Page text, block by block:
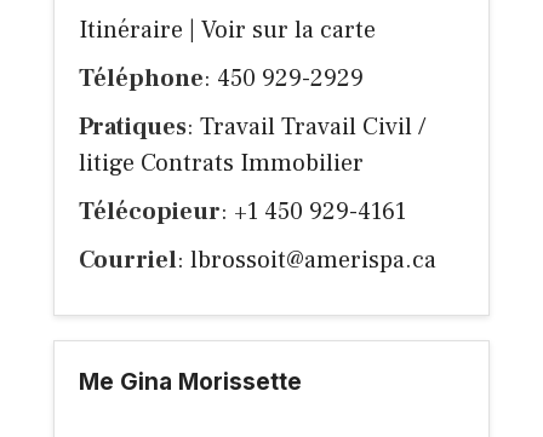
Itinéraire
Voir sur la carte
Téléphone: 450 929-2929
Pratiques: Travail Travail Civil /
litige Contrats Immobilier
Télécopieur: +1 450 929-4161
Courriel: lbrossoit@amerispa.ca
Me Gina Morissette